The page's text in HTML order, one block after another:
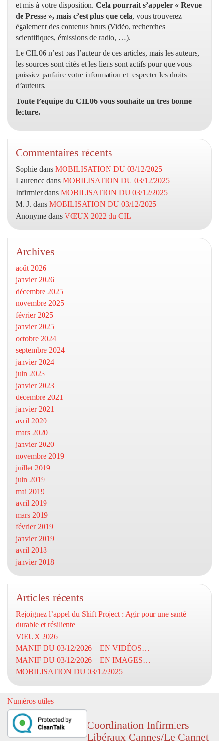
et mis à votre disposition. Cela pourrait s’appeler « Revue
de Presse », mais c’est plus que cela, vous trouverez
également des contenus bruts (Vidéo, recherches
scientifiques, émissions de radio, …).
Le CIL06 n’est pas l’auteur de ces articles, mais les auteurs,
les sources sont cités et les liens sont actifs pour que vous
puissiez parfaire votre information et respecter les droits
d’auteurs.
Toute l’équipe du CIL06 vous souhaite un très bonne
lecture.
Commentaires récents
Sophie dans MOBILISATION DU 03/12/2025
Laurence dans MOBILISATION DU 03/12/2025
Infirmierdans MOBILISATION DU 03/12/2025
M. J. dans MOBILISATION DU 03/12/2025
Anonyme dans VŒUX 2022 du CIL
Archives
août 2026
janvier 2026
décembre 2025
novembre 2025
février 2025
janvier 2025
octobre 2024
septembre 2024
janvier 2024
juin 2023
janvier 2023
décembre 2021
janvier 2021
avril 2020
mars 2020
janvier 2020
novembre 2019
juillet 2019
juin 2019
mai 2019
avril 2019
mars 2019
février 2019
janvier 2019
avril 2018
janvier 2018
Articles récents
Rejoignez l’appel du Shift Project : Agir pour une santé
durable et résiliente
VŒUX 2026
MANIF DU 03/12/2026 – EN VIDÉOS…
MANIF DU 03/12/2026 – EN IMAGES…
MOBILISATION DU 03/12/2025
Numéros utiles
Coordination Infirmiers
Libéraux Cannes/Le Cannet